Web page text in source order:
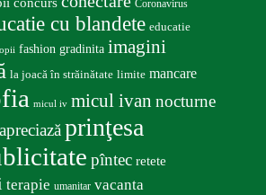
Coronavirus
cu blandete educatie
fashion gradinita imagini
la joacă în străinătate limite mancare
micul iv micul ivan nocturne
prinţesa
pîntec retete
terapie umanitar vacanta